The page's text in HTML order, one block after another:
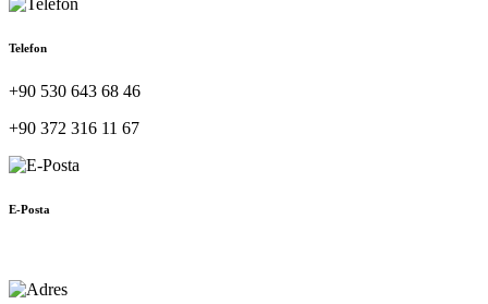
Telefon
+90 530 643 68 46
+90 372 316 11 67
E-Posta